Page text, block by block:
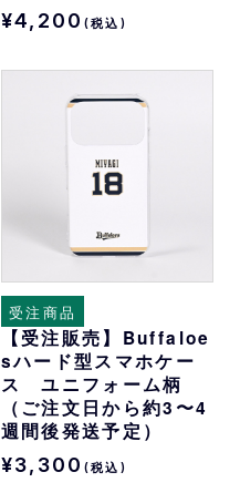
¥4,200 (税込)
受注商品
【受注販売】Buffaloe
sハード型スマホケー
ス ユニフォーム柄
（ご注文日から約3〜4
週間後発送予定）
¥3,300 (税込)